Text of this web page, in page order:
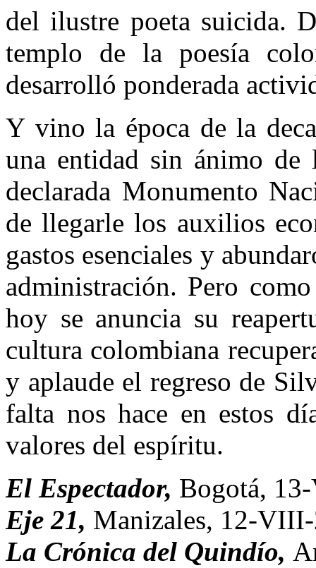
del ilustre poeta suicida.
templo de la poesía
desarrolló ponderada
Y vino la época de la
una entidad sin ánimo
declarada Monumento
de llegarle los auxilios
gastos esenciales y
administración. Pero
hoy se anuncia su
cultura colombiana
y aplaude el regreso de
falta nos hace en estos
valores del espíritu.
El Espectador, Bogotá,
Eje 21, Manizales, 12-
La Crónica del Quindío,